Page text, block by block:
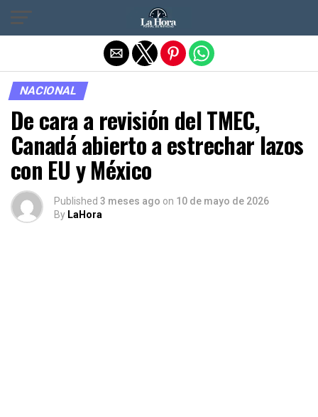
NACIONAL
De cara a revisión del TMEC,
Canadá abierto a estrechar lazos
con EU y México
Published 3 meses ago on 10 de mayo de 2026
By LaHora
Salir de la versión móvil